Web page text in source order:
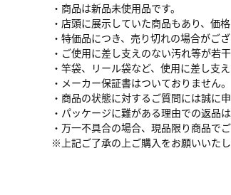
・商品は新品未使用品です。
・店頭に展示していた商品もあり、価
・特価品につき、売り切れの場合がござ
・ご使用に差し支えのない汚れ等が若
・竿袋、リール袋など、使用に差し支
・メーカー保証書はついておりません。
・商品の状態に対するご質問には誠に
・パッケージに難がある理由での返品
・万一不具合の場合、現品限り商品で
※上記ご了承の上ご購入をお願いいたし